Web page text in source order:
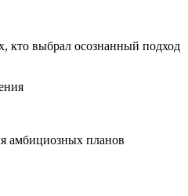
кто выбрал осознанный подход
амбициозных планов